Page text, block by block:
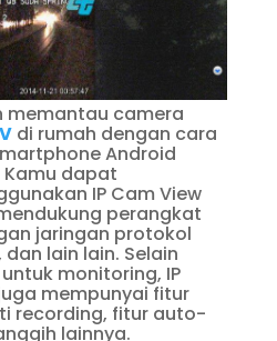
memantau camera
di rumah dengan cara
Android
dapat
IP Cam View
perangkat
jaringan protokol
dan lain lain. Selain
monitoring, IP
mempunyai fitur
recording, fitur auto-
lainnya.